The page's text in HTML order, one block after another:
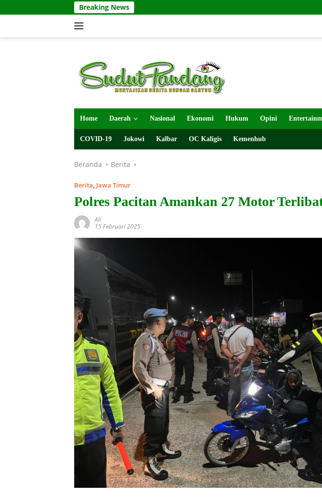
ke
Breaking News
Home Daerah Nasional Ekonomi Hukum Opini
COVID-19 Jokowi Kalbar OC Kaligis Kemenhub
Beranda Berita
Berita, Jawa Timur
Polres Pacitan Amankan 27 Motor
Ali
15 Februari 2025